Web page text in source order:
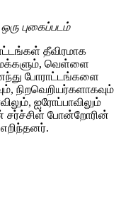
புகைப்படம்
தீவிரமாக
மக்களும், வெள்ளை
போராட்டங்களை
நிறவெறியர்களாகவும்
ஐரோப்பாவிலும்
போன்றோரின்